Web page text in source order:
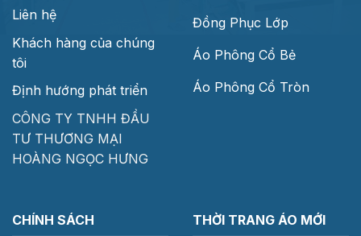
Liên hệ
Khách hàng của chúng
tôi
Định hướng phát triển
CÔNG TY TNHH ĐẦU
TƯ THƯƠNG MẠI
HOÀNG NGỌC HƯNG
Đồng Phục Lớp
Áo Phông Cổ Bẻ
Áo Phông Cổ Tròn
CHÍNH SÁCH THỜI TRANG ÁO MỚI